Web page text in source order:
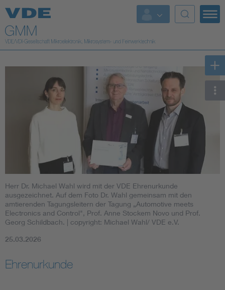
Top Themen
Fokusthemen
Energy
AI & Digital Trust
Mobility
Standards
Weitere Themen
Electronic components
Micro system technology
Herr Dr. Michael Wahl wird mit der VDE Ehrenurkunde
ausgezeichnet. Auf dem Foto Dr. Wahl gemeinsam mit den
amtierenden Tagungsleitern der Tagung „Automotive meets
Electronics and Control", Prof. Anne Stockem Novo und Prof.
Georg Schildbach. | copyright: Michael Wahl/ VDE e.V.
25.03.2026
Ehrenurkunde